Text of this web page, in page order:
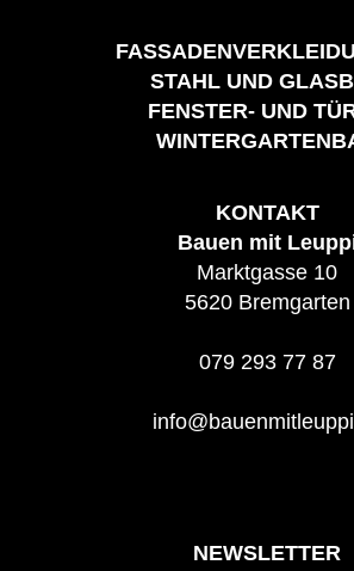
STAHL UND
FENSTER- UND
KONTAKT
Bauen mit
Marktgasse 10
5620 Bremgarten
079 293 77 87
NEWSLETTER